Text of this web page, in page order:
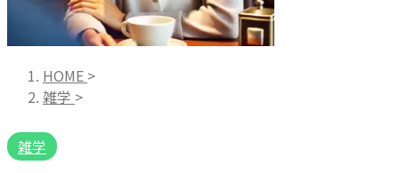
HOME >
雑学 >
雑学